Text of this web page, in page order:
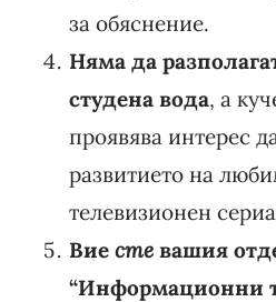
за обяснение.
Няма да
студена вода, а
проявява интерес
развитието на
телевизионен
Виестевашия
“Информационни